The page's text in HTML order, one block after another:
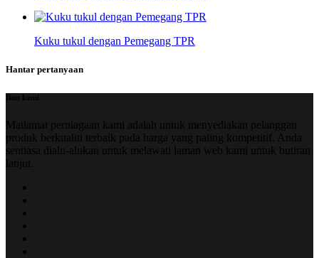
Kuku tukul dengan Pemegang TPR
Hantar pertanyaan
Ikut kami
Matlamat perniagaan kami adalah untuk menyediakan pelanggan
produk berkualiti terbaik pada harga yang paling kompetitif. Anda
sentiasa dialu-alukan untuk melawati laman web kami untuk butiran
lanjut.